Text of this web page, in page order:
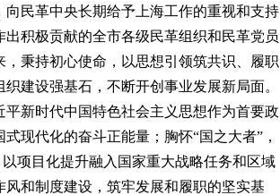
民革中央长期给予上海工作的重视和支持
积极贡献的全市各级民革组织和民革党员
秉持初心使命，以思想引领筑共识、履职
建设强基石，不断开创事业发展新局面。
新时代中国特色社会主义思想作为首要政
现代化的奋斗正能量；胸怀“国之大者”，
项目化提升融入国家重大战略任务和区域
和制度建设，筑牢发展和履职的坚实基